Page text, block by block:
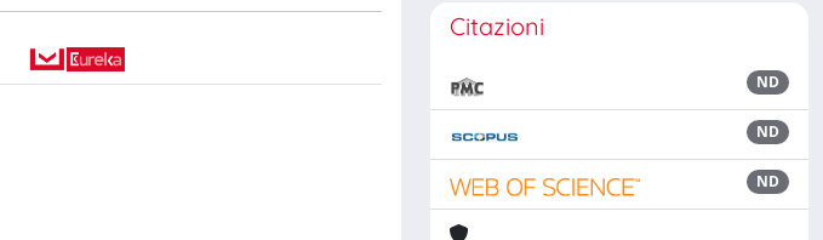
Citazioni
ND
ND
ND